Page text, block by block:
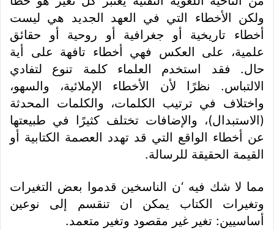
ولكن الأخطاء التي في العهد الجديد هي ليست
أخطاء تاريخية أو جغرافية أو روحية أو حقائق
علمية، على العكس فهي أخطاء تافهة على أية
حال. فقد استخدم العلماء كلمة تنوع لتفادي
الالتباس. نظرًا لأن الأخطاء الإملائية، والسهو،
واختلاف في ترتيب الكلمات، والكلمات المحدثة
(الاستبدال)، والإضافات تختلف كثيرًا في طبيعتها
عن أخطاء الواقع التي قد تهدد العصمة الكتابية أو
القيمة الحقيقة للرسالة.
مما لا شك فيه ‘ن الناسخين قدموا بعض التغيرات
وتغيرات الكتاب يمكن ان تنقسم إلى نوعين
أساسيين: تغير غير مقصود وتغير متعمد.